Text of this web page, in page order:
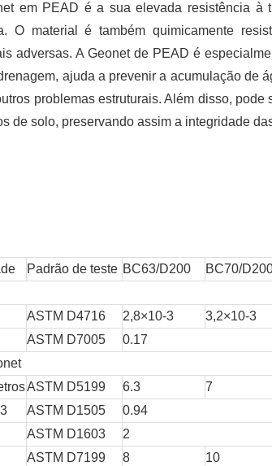
em PEAD é a sua elevada resistência à
O material é também quimicamente
adversas. A Geonet de PEAD é
ajuda a prevenir a acumulação de
problemas estruturais. Além disso, pode
de solo, preservando assim a integridade
Padrão de teste BC63/D200 BC70/
ASTM D4716 2,8×10-3 3,2×10-3
ASTM D7005
0.17
ASTM D5199 6.3 7
ASTM D1505
0.94
ASTM D1603
2
ASTM D7199 8 10